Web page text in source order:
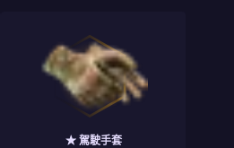
★ 駕駛手套